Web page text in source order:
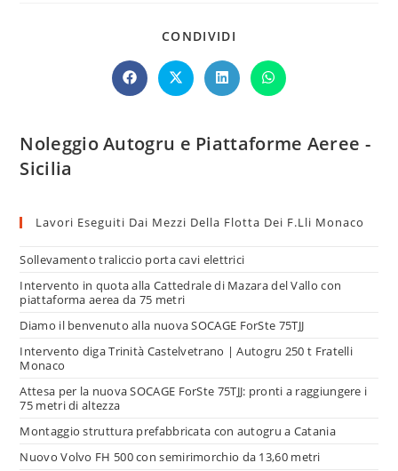
CONDIVIDI
Noleggio Autogru e Piattaforme Aeree -
Sicilia
Lavori Eseguiti Dai Mezzi Della Flotta Dei F.lli Monaco
Sollevamento traliccio porta cavi elettrici
Intervento in quota alla Cattedrale di Mazara del Vallo con
piattaforma aerea da 75 metri
Diamo il benvenuto alla nuova SOCAGE ForSte 75TJJ
Intervento diga Trinità Castelvetrano | Autogru 250 t Fratelli
Monaco
Attesa per la nuova SOCAGE ForSte 75TJJ: pronti a raggiungere i
75 metri di altezza
Montaggio struttura prefabbricata con autogru a Catania
Nuovo Volvo FH 500 con semirimorchio da 13,60 metri